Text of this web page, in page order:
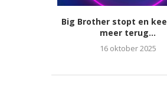
Big Brother stopt en
meer terug...
16 oktober 2025